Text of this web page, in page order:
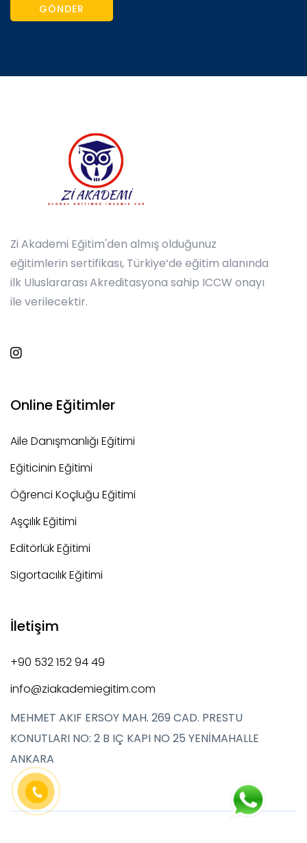
GÖNDER
Zi Akademi Eğitim'den almış olduğunuz
eğitimlerin sertifikası, Türkiye‘de eğitim alanında
ilk Uluslararası Akreditasyona sahip ICCW onayı
ile verilecektir.
Online Eğitimler
Aile Danışmanlığı Eğitimi
Eğiticinin Eğitimi
Öğrenci Koçluğu Eğitimi
Aşçılık Eğitimi
Editörlük Eğitimi
Sigortacılık Eğitimi
İletişim
+90 532 152 94 49
info@ziakademiegitim.com
MEHMET AKIF ERSOY MAH. 269 CAD. PRESTU
KONUTLARI NO: 2 B IÇ KAPI NO 25 YENİMAHALLE
ANKARA